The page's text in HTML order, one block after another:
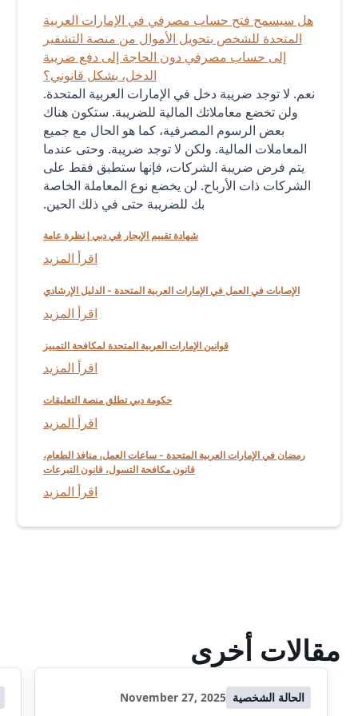
هل سيسمح فتح حساب مصرفي في الإمارات العربية
المتحدة للشخص بتحويل الأموال من منصة التشفير
إلى حساب مصرفي دون الحاجة إلى دفع ضريبة
الدخل، بشكل قانوني؟
نعم. لا توجد ضريبة دخل في الإمارات العربية المتحدة.
ولن تخضع معاملاتك المالية للضريبة. ستكون هناك
بعض الرسوم المصرفية، كما هو الحال مع جميع
المعاملات المالية. ولكن لا توجد ضريبة. وحتى عندما
يتم فرض ضريبة الشركات، فإنها ستطبق فقط على
الشركات ذات الأرباح. لن يخضع نوع المعاملة الخاصة
بك للضريبة حتى في ذلك الحين.
شهادة تقييم الإيجار في دبي | نظرة عامة
اقرأ المزيد
الإصابات في العمل في الإمارات العربية المتحدة - الدليل الإرشادي
اقرأ المزيد
قوانين الإمارات العربية المتحدة لمكافحة التمييز
اقرأ المزيد
حكومة دبي تطلق منصة التعليقات
اقرأ المزيد
رمضان في الإمارات العربية المتحدة - ساعات العمل، منافذ الطعام،
قانون مكافحة التسول، قانون التبرعات
اقرأ المزيد
مقالات أخرى
الحالة الشخصية November 27, 2025